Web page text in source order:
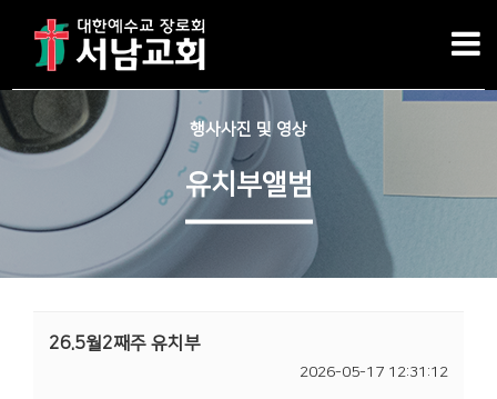
행사사진 및 영상
유치부앨범
26.5월2째주 유치부
2026-05-17 12:31:12